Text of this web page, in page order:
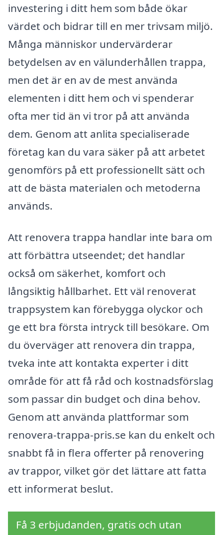
investering i ditt hem som både ökar
värdet och bidrar till en mer trivsam miljö.
Många människor undervärderar
betydelsen av en välunderhållen trappa,
men det är en av de mest använda
elementen i ditt hem och vi spenderar
ofta mer tid än vi tror på att använda
dem. Genom att anlita specialiserade
företag kan du vara säker på att arbetet
genomförs på ett professionellt sätt och
att de bästa materialen och metoderna
används.
Att renovera trappa handlar inte bara om
att förbättra utseendet; det handlar
också om säkerhet, komfort och
långsiktig hållbarhet. Ett väl renoverat
trappsystem kan förebygga olyckor och
ge ett bra första intryck till besökare. Om
du överväger att renovera din trappa,
tveka inte att kontakta experter i ditt
område för att få råd och kostnadsförslag
som passar din budget och dina behov.
Genom att använda plattformar som
renovera-trappa-pris.se kan du enkelt och
snabbt få in flera offerter på renovering
av trappor, vilket gör det lättare att fatta
ett informerat beslut.
Få 3 erbjudanden, gratis och utan